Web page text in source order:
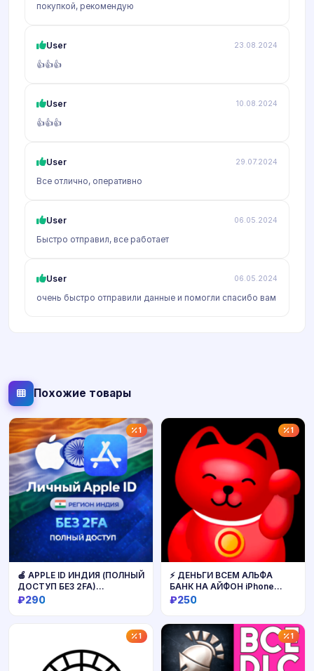
покупкой, рекомендую
User 23.08.2024
👍👍👍
User 10.08.2024
👍👍👍
User 29.07.2024
Все отлично, оперативно
User 06.05.2024
Быстро отправил, все работает
User 06.05.2024
очень быстро отправили данные и помогли спасибо вам
Похожие товары
1
🍎 APPLE ID ИНДИЯ (ПОЛНЫЙ
ДОСТУП БЕЗ 2FA)
НАВСЕГДА ВАШ iPhone ios
₽290
1
Купить
⚡ ДЕНЬГИ ВСЕМ АЛЬФА
БАНК НА АЙФОН iPhone
АЛЬФАБАНК С ПК
₽250
1 1